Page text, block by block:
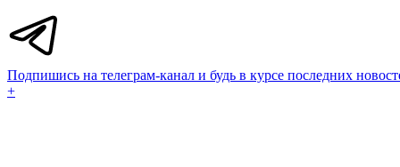
Подпишись на телеграм-канал и будь в курсе последних
+